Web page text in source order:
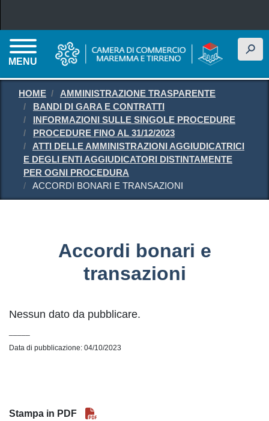
MENU
h
HOME
AMMINISTRAZIONE TRASPARENTE
BANDI DI GARA E CONTRATTI
INFORMAZIONI SULLE SINGOLE PROCEDURE
PROCEDURE FINO AL 31/12/2023
ATTI DELLE AMMINISTRAZIONI AGGIUDICATRICI
E DEGLI ENTI AGGIUDICATORI DISTINTAMENTE
PER OGNI PROCEDURA
ACCORDI BONARI E TRANSAZIONI
Accordi bonari e
transazioni
Nessun dato da pubblicare.
Data di pubblicazione: 04/10/2023
Stampa in PDF